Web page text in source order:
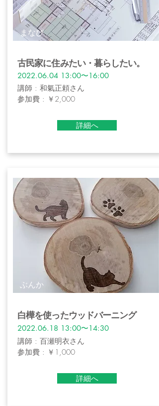
​まなび
古民家に住みたい・暮らしたい。
2022.06.04 13:00〜16:00
講師 : 和氣正頼さん
参加費 : ￥2,000
詳細へ
ぶんか
白樺を使ったウッドバーニング
2022.06.18 13:00〜14:30
講師 : 百瀬明衣さん
参加費 : ￥1,000
詳細へ